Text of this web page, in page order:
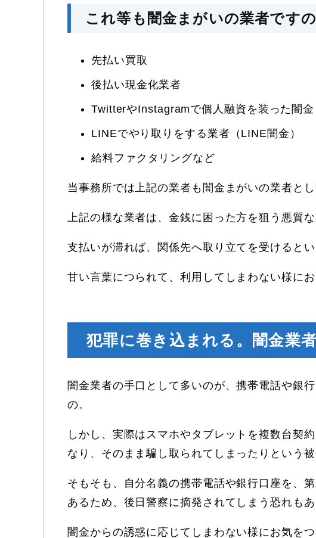
これ等も闇金まがいの業者です
先払い買取
後払い現金化業者
TwitterやInstagramで個人融資を装った闇金
LINEでやり取りをする業者（LINE闇金）
給料ファクタリングなど
当事務所では上記の業者も闇金まがいの業者とし
上記の様な業者は、金銭に困った方を狙う悪質な
支払いが滞れば、関係先へ取り立てを受けると
甘い言葉につられて、利用してしまわない様にお
犯罪に巻き込まれる。闇金業
闇金業者の手口として多いのが、携帯電話や銀
の。
しかし、実際はスマホやタブレットを複数台契
なり、そのまま騙し取られてしまったりという
そもそも、自分名義の携帯電話や銀行口座を、
あるため、後日警察に摘発されてしまう恐れもあ
闇金からの誘惑に応じてしまわない様にお気をつ